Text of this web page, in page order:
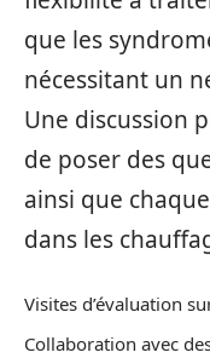
que les
nécessitant un
Une discussion
de poser des
ainsi que
dans les
Visites d’évaluation
Collaboration avec